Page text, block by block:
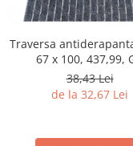
Traversa
67 x 100, 437,99,
38,43 Lei
de la 32,67 Lei